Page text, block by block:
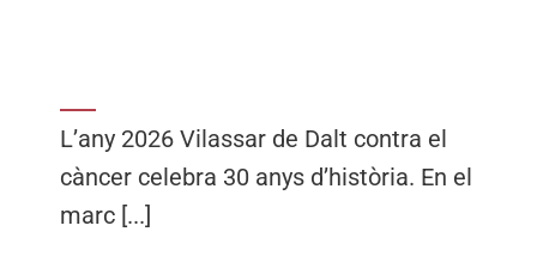
L’any 2026 Vilassar de Dalt contra el
càncer celebra 30 anys d’història. En el
marc [...]